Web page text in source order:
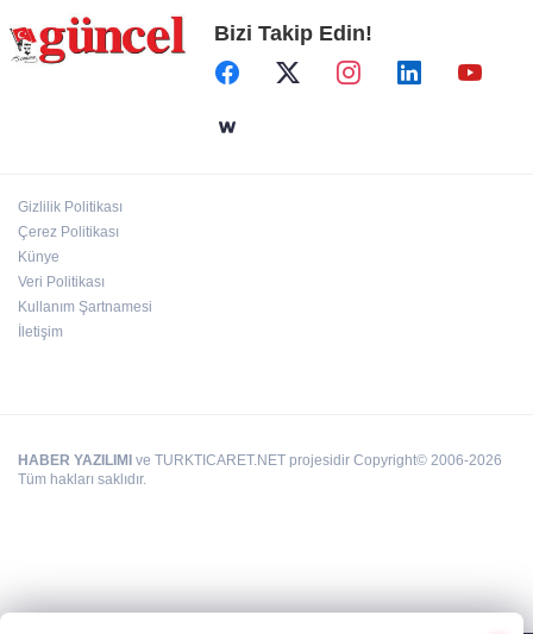
Define avcıları yakalandı
Emre Bildirici ve Emine Koruer’in mutlu
Bizi Takip Edin!
Gizlilik Politikası
Çerez Politikası
Künye
Veri Politikası
Kullanım Şartnamesi
İletişim
HABER YAZILIMI ve TURKTICARET.NET projesidir Copyright© 2006-2026
Tüm hakları saklıdır.